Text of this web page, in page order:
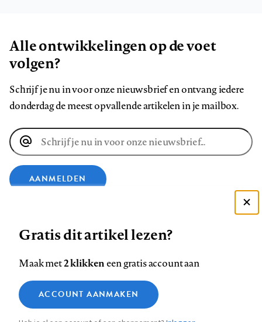
Alle ontwikkelingen op de voet
volgen?
Schrijf je nu in voor onze nieuwsbrief en ontvang iedere
donderdag de meest opvallende artikelen in je mailbox.
E-
mailadres
AANMELDEN
op
Facebook
op
LinkedIn
op
Bluesky
ons
op
InstagramYouTube
Footer
Contact Colofon Disclaimer Privacy
Medische vragen verdienen
betrouwbare antwoorden
Zie onze cookie policy
Analytische cookies
Gratis dit artikel lezen?
Maak met2 klikkeneen gratis account aan
ACCOUNT AANMAKEN